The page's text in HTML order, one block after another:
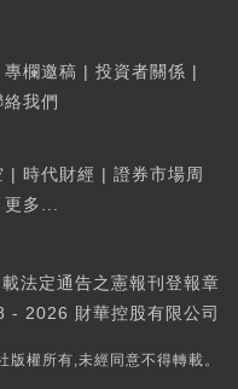
專欄邀稿 | 投資者關係 |
絡我們
| 時代財經 | 證券市場周
更多...
法定通告之憲報刊登報章
2026 財華控股有限公司
版權所有,未經同意不得轉載。